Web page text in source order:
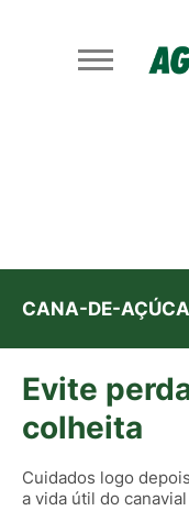
CANA-DE-
Evite
colheita
Cuidados logo
a vida útil do canavial